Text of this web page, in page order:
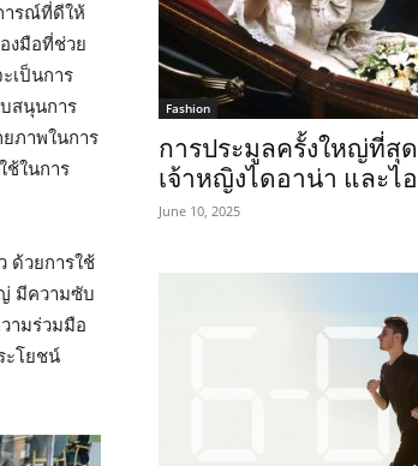
ารณ์ที่ดีให้
งมือที่ช่วย
เป็นการ
สนุนการ
ภาพในการ
ช้ในการ
ด้วยการใช้
มีความซับ
ามร่วมมือ
ะโยชน์
Fashion
การประมูลครั้งใหญ่ที่สุ
เจ้าหญิงไดอาน่า และไ
June 10, 2025